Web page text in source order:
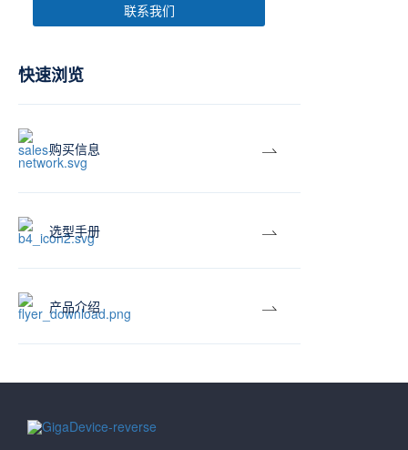
联系我们
快速浏览
购买信息
选型手册
产品介绍